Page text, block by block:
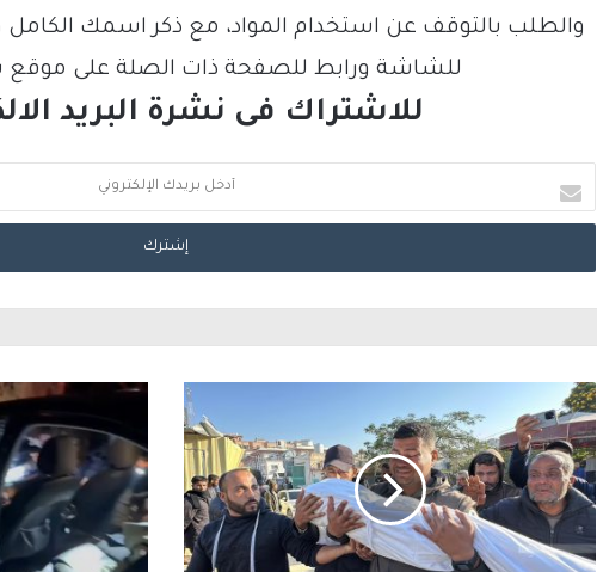
والطلب بالتوقف عن استخدام المواد، مع ذكر اسمك الكامل
للشاشة ورابط للصفحة ذات الصلة على موقع
للاشتراك فى نشرة البريد
د
خ
ل
ب
ر
ي
د
ك
ا